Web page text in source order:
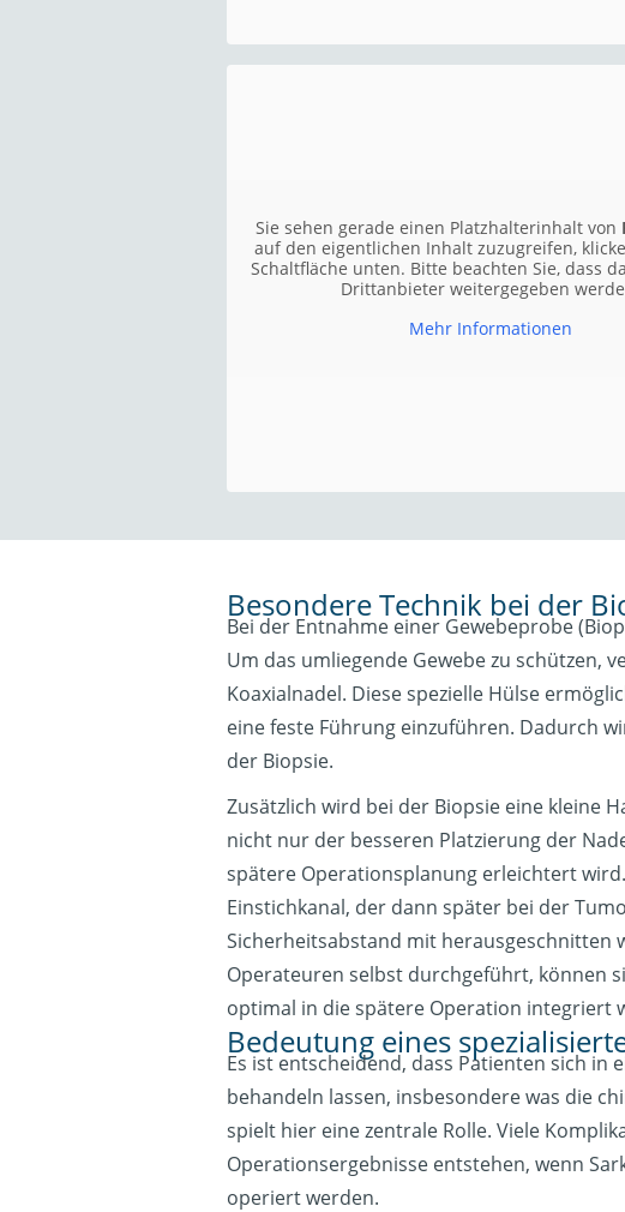
Sie sehen gerade einen Platzhalterinhalt von
auf den eigentlichen Inhalt zuzugreifen,
Schaltfläche unten. Bitte beachten Sie, dass
Drittanbieter weitergegeben
Mehr Informationen
Besondere Technik bei der
Bei der Entnahme einer Gewebeprobe
Um das umliegende Gewebe zu schützen,
Koaxialnadel. Diese spezielle Hülse
eine feste Führung einzuführen. Dadurch
der Biopsie.
Zusätzlich wird bei der Biopsie eine kleine
nicht nur der besseren Platzierung der
spätere Operationsplanung erleichtert
Einstichkanal, der dann später bei der
Sicherheitsabstand mit herausgeschnitten
Operateuren selbst durchgeführt, können
optimal in die spätere Operation integriert
Bedeutung eines
Es ist entscheidend, dass Patienten sich in
behandeln lassen, insbesondere was die
spielt hier eine zentrale Rolle. Viele
Operationsergebnisse entstehen, wenn
operiert werden.